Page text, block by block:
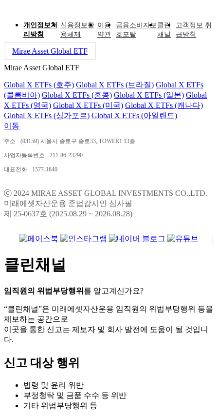
개인정보처
리방침
신용정보활
용체제
이용
약관
금융소비자보
호포탈
클린
채널
고객정보 취
급방침
Mirae Asset Global ETF
Mirae Asset Global ETF
Global X ETFs (호주) Global X ETFs (브라질) Global X ETFs
(콜롬비아) Global X ETFs (홍콩) Global X ETFs (일본) Global
X ETFs (영국) Global X ETFs (미국) Global X ETFs (캐나다)
Global X ETFs (싱가포르) Global X ETFs (아일랜드)
이동
주소 (03159) 서울시 종로구 종로33, TOWER1 13층
사업자등록번호 211-86-23290
대표전화 1577-1640
ⓒ 2024 MIRAE ASSET GLOBAL INVESTMENTS CO.,LTD.
미래에셋자산운용 준법감시인 심사필
제 25-0637호 (2025.08.29 ~ 2026.08.28)
클린채널
임직원의 위법부당행위 를 알고계신가요?
“클린채널”은 미래에셋자산운용 임직원의 위법부당행위 등을
제보하는 공간으로
이곳을 통한 신고는 제보자 및 회사 발전에 도움이 될 것입니
다.
신고 대상 행위
법령 및 윤리 위반
부정청탁 및 금품 수수 등 위반
기타 위법부당행위 등